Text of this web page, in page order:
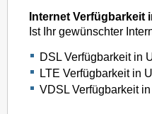
Internet Verfügbarkeit
Ist Ihr gewünschter
DSL Verfügbarkeit in
LTE Verfügbarkeit in
VDSL Verfügbarkeit